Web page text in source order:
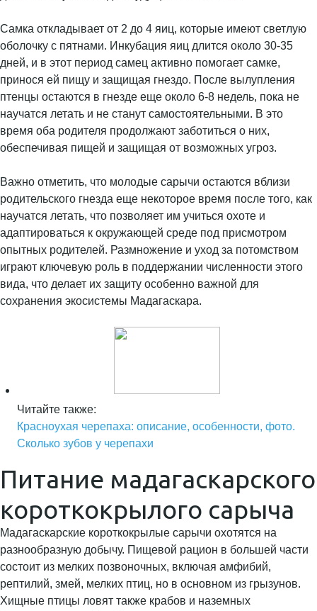
Самка откладывает от 2 до 4 яиц, которые имеют светлую
оболочку с пятнами. Инкубация яиц длится около 30-35
дней, и в этот период самец активно помогает самке,
принося ей пищу и защищая гнездо. После вылупления
птенцы остаются в гнезде еще около 6-8 недель, пока не
научатся летать и не станут самостоятельными. В это
время оба родителя продолжают заботиться о них,
обеспечивая пищей и защищая от возможных угроз.
Важно отметить, что молодые сарычи остаются вблизи
родительского гнезда еще некоторое время после того, как
научатся летать, что позволяет им учиться охоте и
адаптироваться к окружающей среде под присмотром
опытных родителей. Размножение и уход за потомством
играют ключевую роль в поддержании численности этого
вида, что делает их защиту особенно важной для
сохранения экосистемы Мадагаскара.
Читайте также:
Красноухая черепаха: описание, особенности, фото.
Сколько зубов у черепахи
Питание мадагаскарского
короткокрылого сарыча
Мадагаскарские короткокрылые сарычи охотятся на
разнообразную добычу. Пищевой рацион в большей части
состоит из мелких позвоночных, включая амфибий,
рептилий, змей, мелких птиц, но в основном из грызунов.
Хищные птицы ловят также крабов и наземных